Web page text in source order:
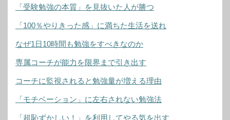
「受験勉強の本質」を見抜いた人が勝つ
「100％やりきった感」に満ちた生活を送れ
なぜ1日10時間も勉強をすべきなのか
専属コーチが能力を限界まで引き出す
コーチに監視されると勉強量が増える理由
「モチベーション」に左右されない勉強法
「超恥ずかしい！」を利用してやる気を出す